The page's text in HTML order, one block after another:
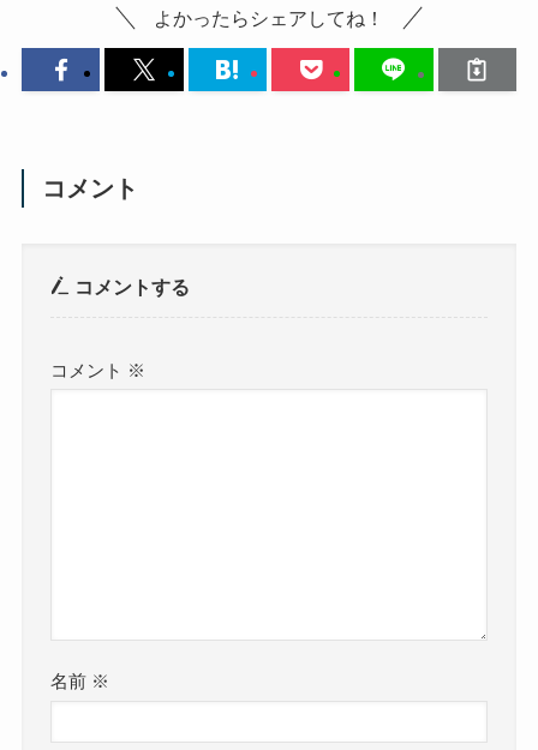
よかったらシェアしてね！
コメント
コメントする
コメント ※
名前 ※